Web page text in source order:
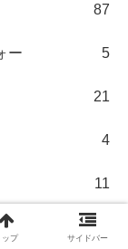
87
ー 5
21
4
11
10
ップ サイドバー